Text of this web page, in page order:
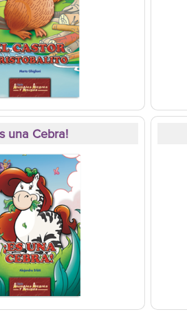
una Cebra!